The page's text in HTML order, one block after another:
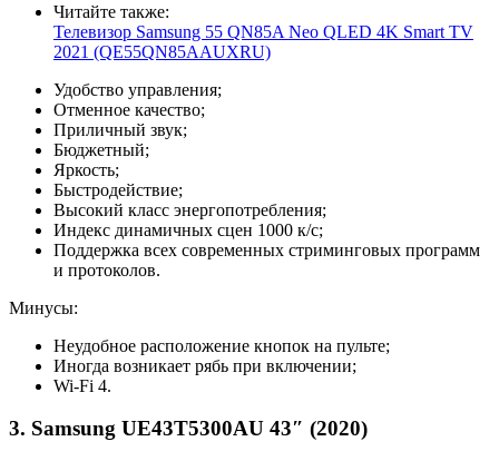
Читайте также:
Телевизор Samsung 55 QN85A Neo QLED 4K Smart TV
2021 (QE55QN85AAUXRU)
Удобство управления;
Отменное качество;
Приличный звук;
Бюджетный;
Яркость;
Быстродействие;
Высокий класс энергопотребления;
Индекс динамичных сцен 1000 к/с;
Поддержка всех современных стриминговых программ
и протоколов.
Минусы:
Неудобное расположение кнопок на пульте;
Иногда возникает рябь при включении;
Wi-Fi 4.
3. Samsung UE43T5300AU 43″ (2020)